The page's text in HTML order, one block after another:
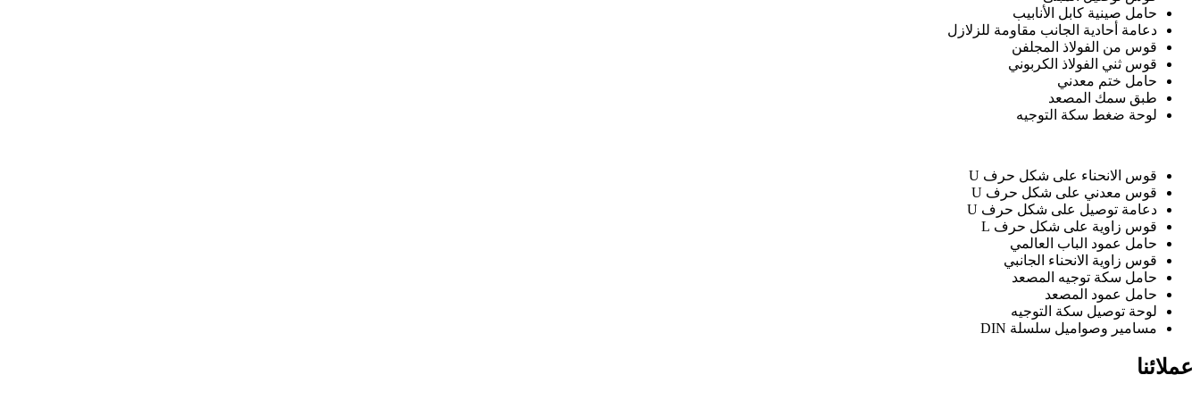
حامل صينية كابل الأنابيب
دعامة أحادية الجانب مقاومة للزلازل
قوس من الفولاذ المجلفن
قوس ثني الفولاذ الكربوني
حامل ختم معدني
طبق سمك المصعد
لوحة ضغط سكة التوجيه
قوس الانحناء على شكل حرف U
قوس معدني على شكل حرف U
دعامة توصيل على شكل حرف U
قوس زاوية على شكل حرف L
حامل عمود الباب العالمي
قوس زاوية الانحناء الجانبي
حامل سكة توجيه المصعد
حامل عمود المصعد
لوحة توصيل سكة التوجيه
مسامير وصواميل سلسلة DIN
عملائنا